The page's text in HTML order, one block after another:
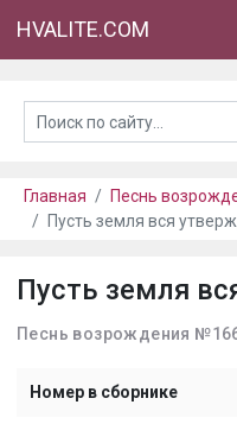
HVALITE.COM
Главная
Песнь
Пусть земля вся
Пусть земля
Песнь возрождения
Номер в сборнике